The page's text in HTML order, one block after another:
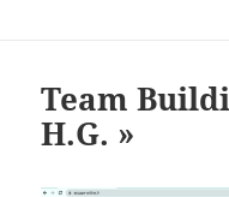
Team
H.G. »